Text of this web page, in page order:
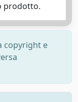
prodotto.
copyright e